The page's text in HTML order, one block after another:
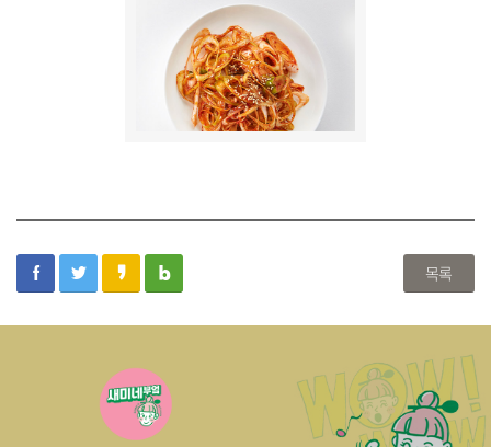
facebooktwitterkakaostory
blog 목록